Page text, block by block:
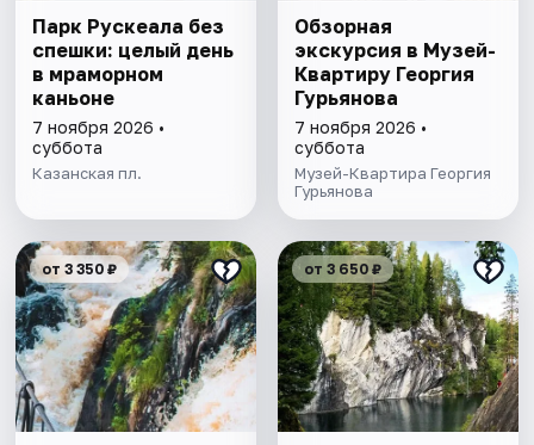
Парк Рускеала без
спешки: целый день
в мраморном
каньоне
7 ноября 2026 •
суббота
Казанская пл.
Обзорная
экскурсия в Музей-
Квартиру Георгия
Гурьянова
7 ноября 2026 •
суббота
Музей-Квартира Георгия
Гурьянова
от 3 350 ₽ от 3 650 ₽